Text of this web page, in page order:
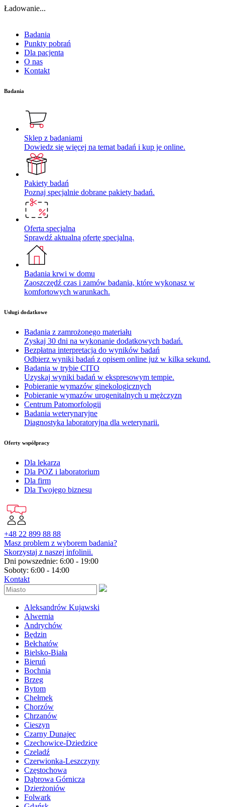
Ładowanie...
Badania
Punkty pobrań
Dla pacjenta
O nas
Kontakt
Badania
Sklep z badaniami
Dowiedz się więcej na temat badań i kup je online.
Pakiety badań
Poznaj specjalnie dobrane pakiety badań.
Oferta specjalna
Sprawdź aktualną ofertę specjalną.
Badania krwi w domu
Zaoszczędź czas i zamów badania, które wykonasz w
komfortowych warunkach.
Usługi dodatkowe
Badania z zamrożonego materiału
Zyskaj 30 dni na wykonanie dodatkowych badań.
Bezpłatna interpretacja do wyników badań
Odbierz wyniki badań z opisem online już w kilka sekund.
Badania w trybie CITO
Uzyskaj wyniki badań w ekspresowym tempie.
Pobieranie wymazów ginekologicznych
Pobieranie wymazów urogenitalnych u mężczyzn
Centrum Patomorfologii
Badania weterynaryjne
Diagnostyka laboratoryjna dla weterynarii.
Oferty współpracy
Dla lekarza
Dla POZ i laboratorium
Dla firm
Dla Twojego biznesu
+48 22 899 88 88
Masz problem z wyborem badania?
Skorzystaj z naszej infolinii.
Dni powszednie: 6:00 - 19:00
Soboty: 6:00 - 14:00
Kontakt
Aleksandrów Kujawski
Alwernia
Andrychów
Będzin
Bełchatów
Bielsko-Biała
Bieruń
Bochnia
Brzeg
Bytom
Chełmek
Chorzów
Chrzanów
Cieszyn
Czarny Dunajec
Czechowice-Dziedzice
Czeladź
Czerwionka-Leszczyny
Częstochowa
Dąbrowa Górnicza
Dzierżoniów
Folwark